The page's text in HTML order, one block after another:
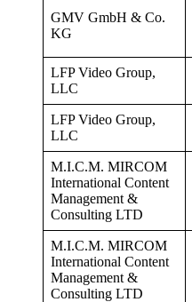
GMV GmbH & Co.
KG
LFP Video Group,
LLC
LFP Video Group,
LLC
M.I.C.M. MIRCOM
International Content
Management &
Consulting LTD
M.I.C.M. MIRCOM
International Content
Management &
Consulting LTD